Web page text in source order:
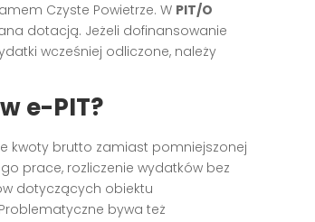
Czyste Powietrze. W PIT/O
dotacją. Jeżeli dofinansowanie
wcześniej odliczone, należy
e-PIT?
kwoty brutto zamiast pomniejszonej
prace, rozliczenie wydatków bez
dotyczących obiektu
bywa też